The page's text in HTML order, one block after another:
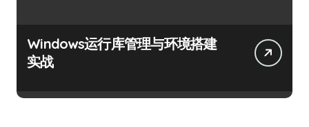
Windows运行库管理与环境搭建
实战